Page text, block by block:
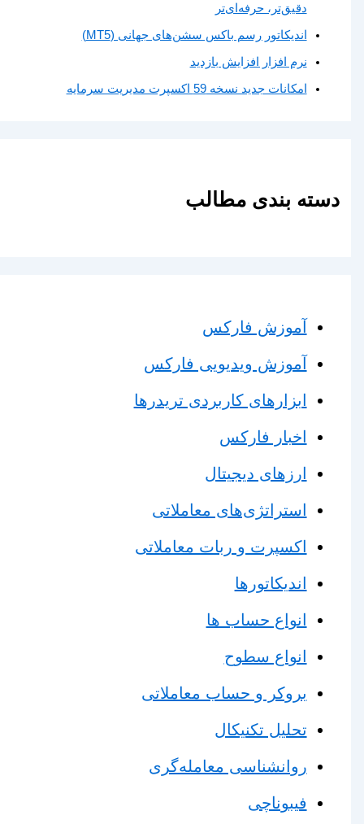
دقیق‌تر، حرفه‌ای‌تر
اندیکاتور رسم باکس سشن‌های جهانی (MT5)
نرم افزار افزایش بازدید
امکانات جدید نسخه 59 اکسپرت مدیریت سرمایه
دسته بندی مطالب
آموزش فارکس
آموزش ویدیویی فارکس
ابزارهای کاربردی تریدرها
اخبار فارکس
ارزهای دیجیتال
استراتژی‌های معاملاتی
اکسپرت و ربات معاملاتی
اندیکاتورها
انواع حساب ها
انواع سطوح
بروکر و حساب معاملاتی
تحلیل تکنیکال
روانشناسی معامله‌گری
فیبوناچی